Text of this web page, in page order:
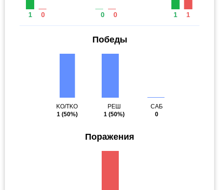
1 0 0 0 1 1
Победы
KO/TKO
1(50%)
РЕШ
1 (50%)
САБ
0
Поражения